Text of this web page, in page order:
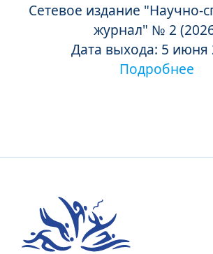
Сетевое издание "Научно-
журнал" № 2
Дата выхода: 5 июня
Подробнее